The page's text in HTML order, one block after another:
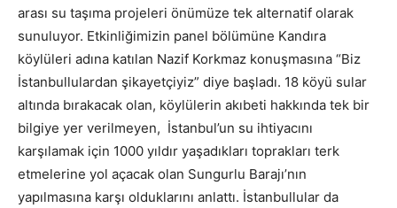
arası su taşıma projeleri önümüze tek alternatif olarak
sunuluyor. Etkinliğimizin panel bölümüne Kandıra
köylüleri adına katılan Nazif Korkmaz konuşmasına “Biz
İstanbullulardan şikayetçiyiz” diye başladı. 18 köyü sular
altında bırakacak olan, köylülerin akıbeti hakkında tek bir
bilgiye yer verilmeyen, İstanbul’un su ihtiyacını
karşılamak için 1000 yıldır yaşadıkları toprakları terk
etmelerine yol açacak olan Sungurlu Barajı’nın
yapılmasına karşı olduklarını anlattı. İstanbullular da